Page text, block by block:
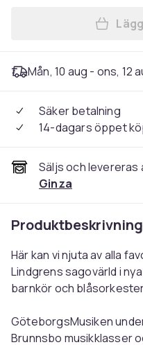
Mån, 10 aug - ons, 12
Säker betalning
14-dagars öppet
Säljs och levereras
Ginza
Produktbeskrivning
Här kan vi njuta av alla
Lindgrens sagovärld i
barnkör och
GöteborgsMusiken
Brunnsbo musikklasser